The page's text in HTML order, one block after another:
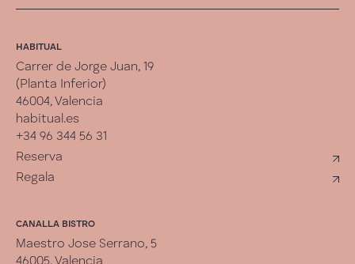
HABITUAL
Carrer de Jorge Juan, 19
(Planta Inferior)
46004, Valencia
habitual.es
+34 96 344 56 31
Reserva
Regala
CANALLA BISTRO
Maestro Jose Serrano, 5